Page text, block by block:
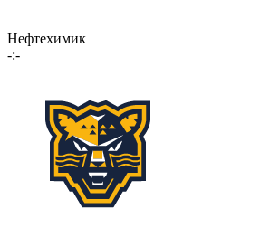
Нефтехимик
-:-